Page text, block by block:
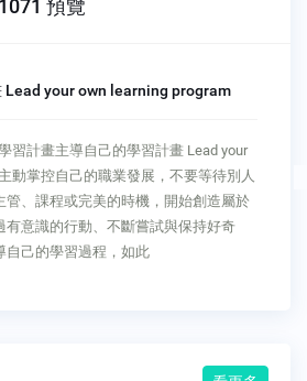
預覽
like
龍蝦一樣 Be lobster-like環顧四周，你
止學習的人。事實上，頂尖成就者總是
，不是偶爾為之的事。持續學習、保持
自動手學習，才能讓你保持競爭力、
世界變化愈快，學習的習慣與技能就